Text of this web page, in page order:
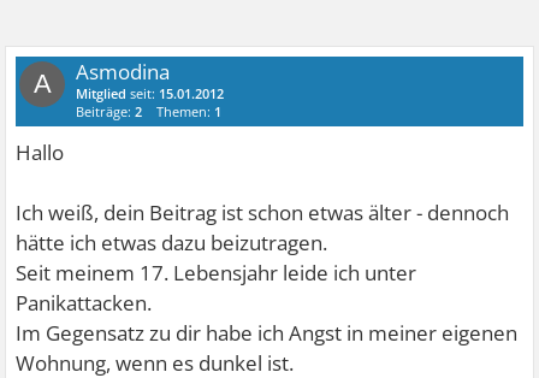
A Asmodina
Mitglied seit: 15.01.2012
Beiträge:2 Themen: 1
Hallo
Ich weiß, dein Beitrag ist schon etwas älter - dennoch
hätte ich etwas dazu beizutragen.
Seit meinem 17. Lebensjahr leide ich unter
Panikattacken.
Im Gegensatz zu dir habe ich Angst in meiner eigenen
Wohnung, wenn es dunkel ist.